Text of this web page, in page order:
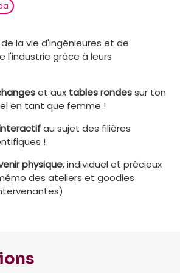
la vie d'ingénieures et de
l'industrie grâce à leurs
et aux tables rondessur ton
en tant que femme !
au sujet des filières
!
physique, individuel et précieux
des ateliers et goodies